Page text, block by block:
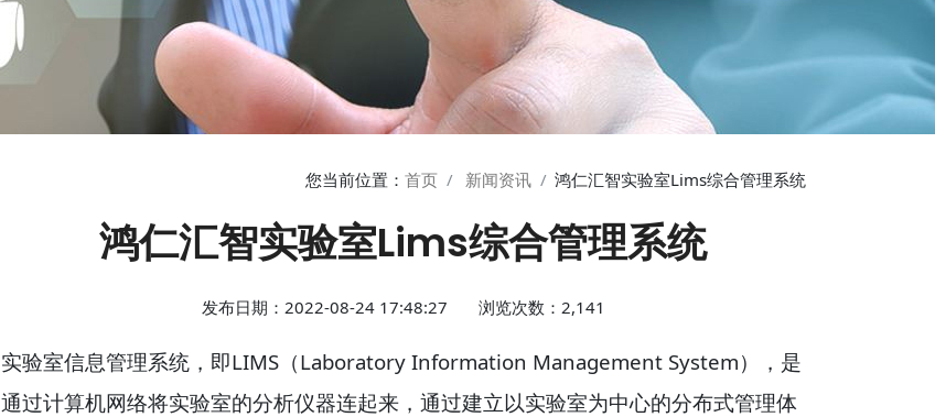
您当前位置： 首页 新闻资讯 鸿仁汇智实验室Lims综合管理系统
鸿仁汇智实验室Lims综合管理系统
发布日期：2022-08-24 17:48:27 浏览次数：2,141
实验室信息管理系统，即LIMS（Laboratory Information Management System），是
通过计算机网络将实验室的分析仪器连起来，通过建立以实验室为中心的分布式管理体